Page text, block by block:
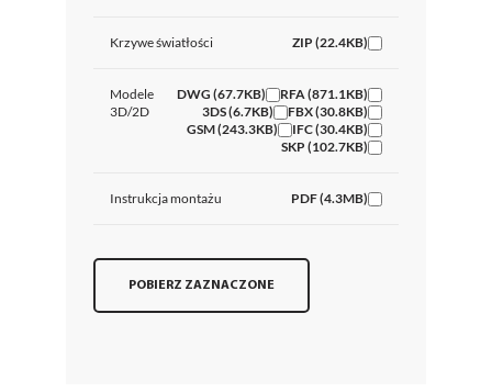
Krzywe światłości ZIP (22.4KB)
Modele
3D/2D
DWG (67.7KB)
RFA (871.1KB)
3DS (6.7KB)
FBX (30.8KB)
GSM (243.3KB)
IFC (30.4KB)
SKP (102.7KB)
Instrukcja montażu PDF (4.3MB)
POBIERZ ZAZNACZONE